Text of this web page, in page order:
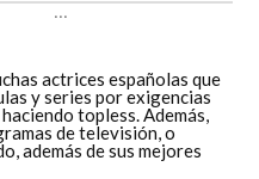
...
actrices españolas que
y series por exigencias
topless. Además,
de televisión, o
además de sus mejores